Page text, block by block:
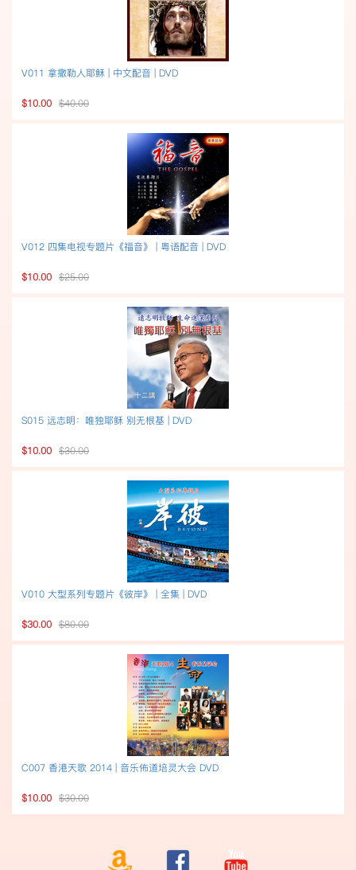
V011 拿撒勒人耶穌 | 中文配音 | DVD
$10.00 $40.00
V012 四集电视专题片《福音》 | 粤语配音 | DVD
$10.00 $25.00
S015 远志明：唯独耶稣 别无根基 | DVD
$10.00 $30.00
V010 大型系列专题片《彼岸》 | 全集 | DVD
$30.00 $80.00
C007 香港天歌 2014 | 音乐佈道培灵大会 DVD
$10.00 $30.00